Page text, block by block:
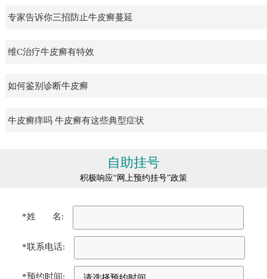
专家告诉你三招防止牛皮癣蔓延
维C治疗牛皮癣有特效
如何鉴别诊断牛皮癣
牛皮癣痒吗 牛皮癣有这些典型症状
自助挂号
积极响应“网上预约挂号”政策
*姓 名:
*联系电话:
*预约时间: